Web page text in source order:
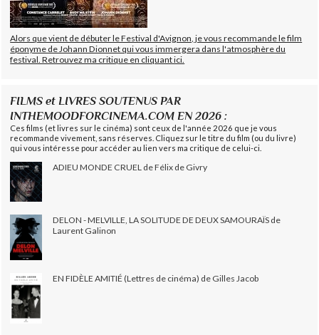
Alors que vient de débuter le Festival d'Avignon, je vous recommande le film
éponyme de Johann Dionnet qui vous immergera dans l'atmosphère du
festival. Retrouvez ma critique en cliquant ici.
FILMS et LIVRES SOUTENUS PAR
INTHEMOODFORCINEMA.COM EN 2026 :
Ces films (et livres sur le cinéma) sont ceux de l'année 2026 que je vous
recommande vivement, sans réserves. Cliquez sur le titre du film (ou du livre)
qui vous intéresse pour accéder au lien vers ma critique de celui-ci.
ADIEU MONDE CRUEL de Félix de Givry
DELON - MELVILLE, LA SOLITUDE DE DEUX SAMOURAÏS de
Laurent Galinon
EN FIDÈLE AMITIÉ (Lettres de cinéma) de Gilles Jacob